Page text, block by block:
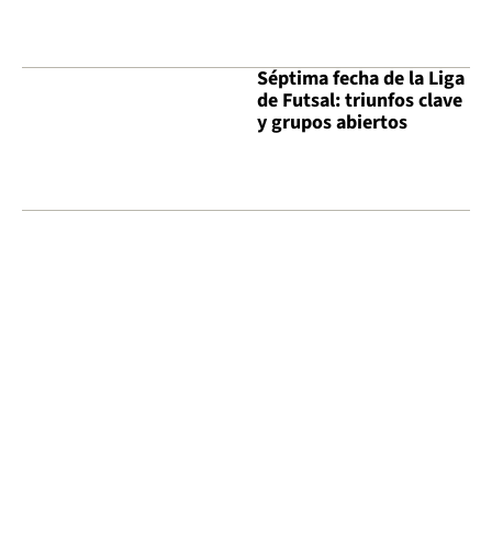
Séptima fecha de la Liga
de Futsal: triunfos clave
y grupos abiertos